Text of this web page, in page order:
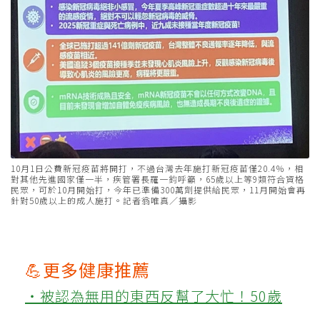
10月1日公費新冠疫苗將開打，不過台灣去年施打新冠疫苗僅20.4％，相
對其他先進國家僅一半，疾管署長羅一鈞呼籲，65歲以上等9類符合資格
民眾，可於10月開始打，今年已準備300萬劑提供給民眾，11月開始會再
針對50歲以上的成人施打。記者翁唯真／攝影
💪更多健康推薦
‧被認為無用的東西反幫了大忙！50歲